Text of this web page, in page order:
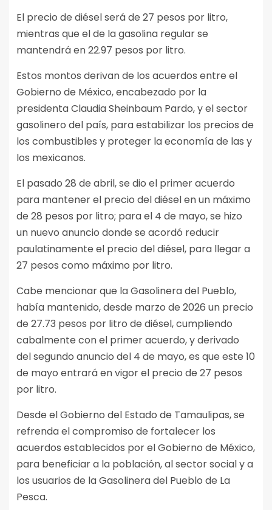
El precio de diésel será de 27 pesos por litro,
mientras que el de la gasolina regular se
mantendrá en 22.97 pesos por litro.
Estos montos derivan de los acuerdos entre el
Gobierno de México, encabezado por la
presidenta Claudia Sheinbaum Pardo, y el sector
gasolinero del país, para estabilizar los precios de
los combustibles y proteger la economía de las y
los mexicanos.
El pasado 28 de abril, se dio el primer acuerdo
para mantener el precio del diésel en un máximo
de 28 pesos por litro; para el 4 de mayo, se hizo
un nuevo anuncio donde se acordó reducir
paulatinamente el precio del diésel, para llegar a
27 pesos como máximo por litro.
Cabe mencionar que la Gasolinera del Pueblo,
había mantenido, desde marzo de 2026 un precio
de 27.73 pesos por litro de diésel, cumpliendo
cabalmente con el primer acuerdo, y derivado
del segundo anuncio del 4 de mayo, es que este 10
de mayo entrará en vigor el precio de 27 pesos
por litro.
Desde el Gobierno del Estado de Tamaulipas, se
refrenda el compromiso de fortalecer los
acuerdos establecidos por el Gobierno de México,
para beneficiar a la población, al sector social y a
los usuarios de la Gasolinera del Pueblo de La
Pesca.